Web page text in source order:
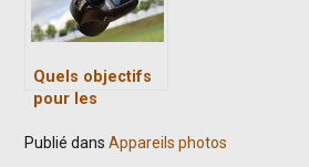
Quels objectifs
pour les
professionnels ?
Publié dans Appareils photos